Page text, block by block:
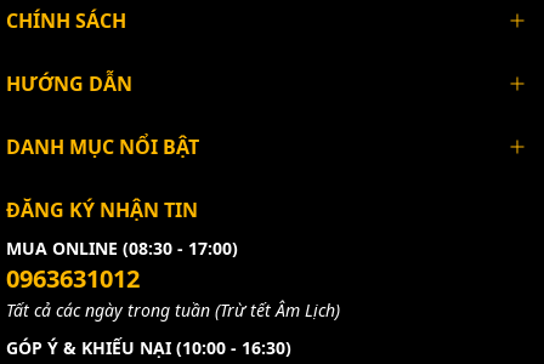
Lưới bảo vệ quạt chống va chạm 4cm 5cm 6cm 7cm 8cm 9cm
12cm 15cm 17cm 20cm
Bạn muốn xem hàng hoặc mua trực tiếp
quạt tản nhiệt giá rẻ
bạn có thể đến địa chỉ của linh
kiện điện tử caka tại địa chỉ: Số 40/12, Lữ Gia, Phường
15, Quận 11, Hồ Chí Minh. Trường hợp bạn ở xa, các
CHÍNH SÁCH
HƯỚNG DẪN
DANH MỤC NỔI BẬT
ĐĂNG KÝ NHẬN TIN
MUA ONLINE (08:30 - 17:00)
0963631012
Tất cả các ngày trong tuần (Trừ tết Âm Lịch)
GÓP Ý & KHIẾU NẠI (10:00 - 16:30)